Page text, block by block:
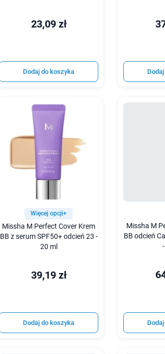
23,09 zł
Dodaj do koszyka
Więcej opcji+
Missha M Perfect Cover Krem
BB z serum SPF50+ odcień 23 -
20 ml
39,19 zł
Dodaj do koszyka
Missha M
BB odcień